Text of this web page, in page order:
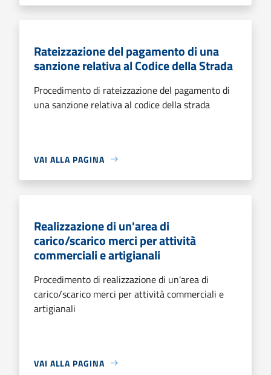
Rateizzazione del pagamento di una
sanzione relativa al Codice della Strada
Procedimento di rateizzazione del pagamento di
una sanzione relativa al codice della strada
VAI ALLA PAGINA
Realizzazione di un'area di
carico/scarico merci per attività
commerciali e artigianali
Procedimento di realizzazione di un'area di
carico/scarico merci per attività commerciali e
artigianali
VAI ALLA PAGINA